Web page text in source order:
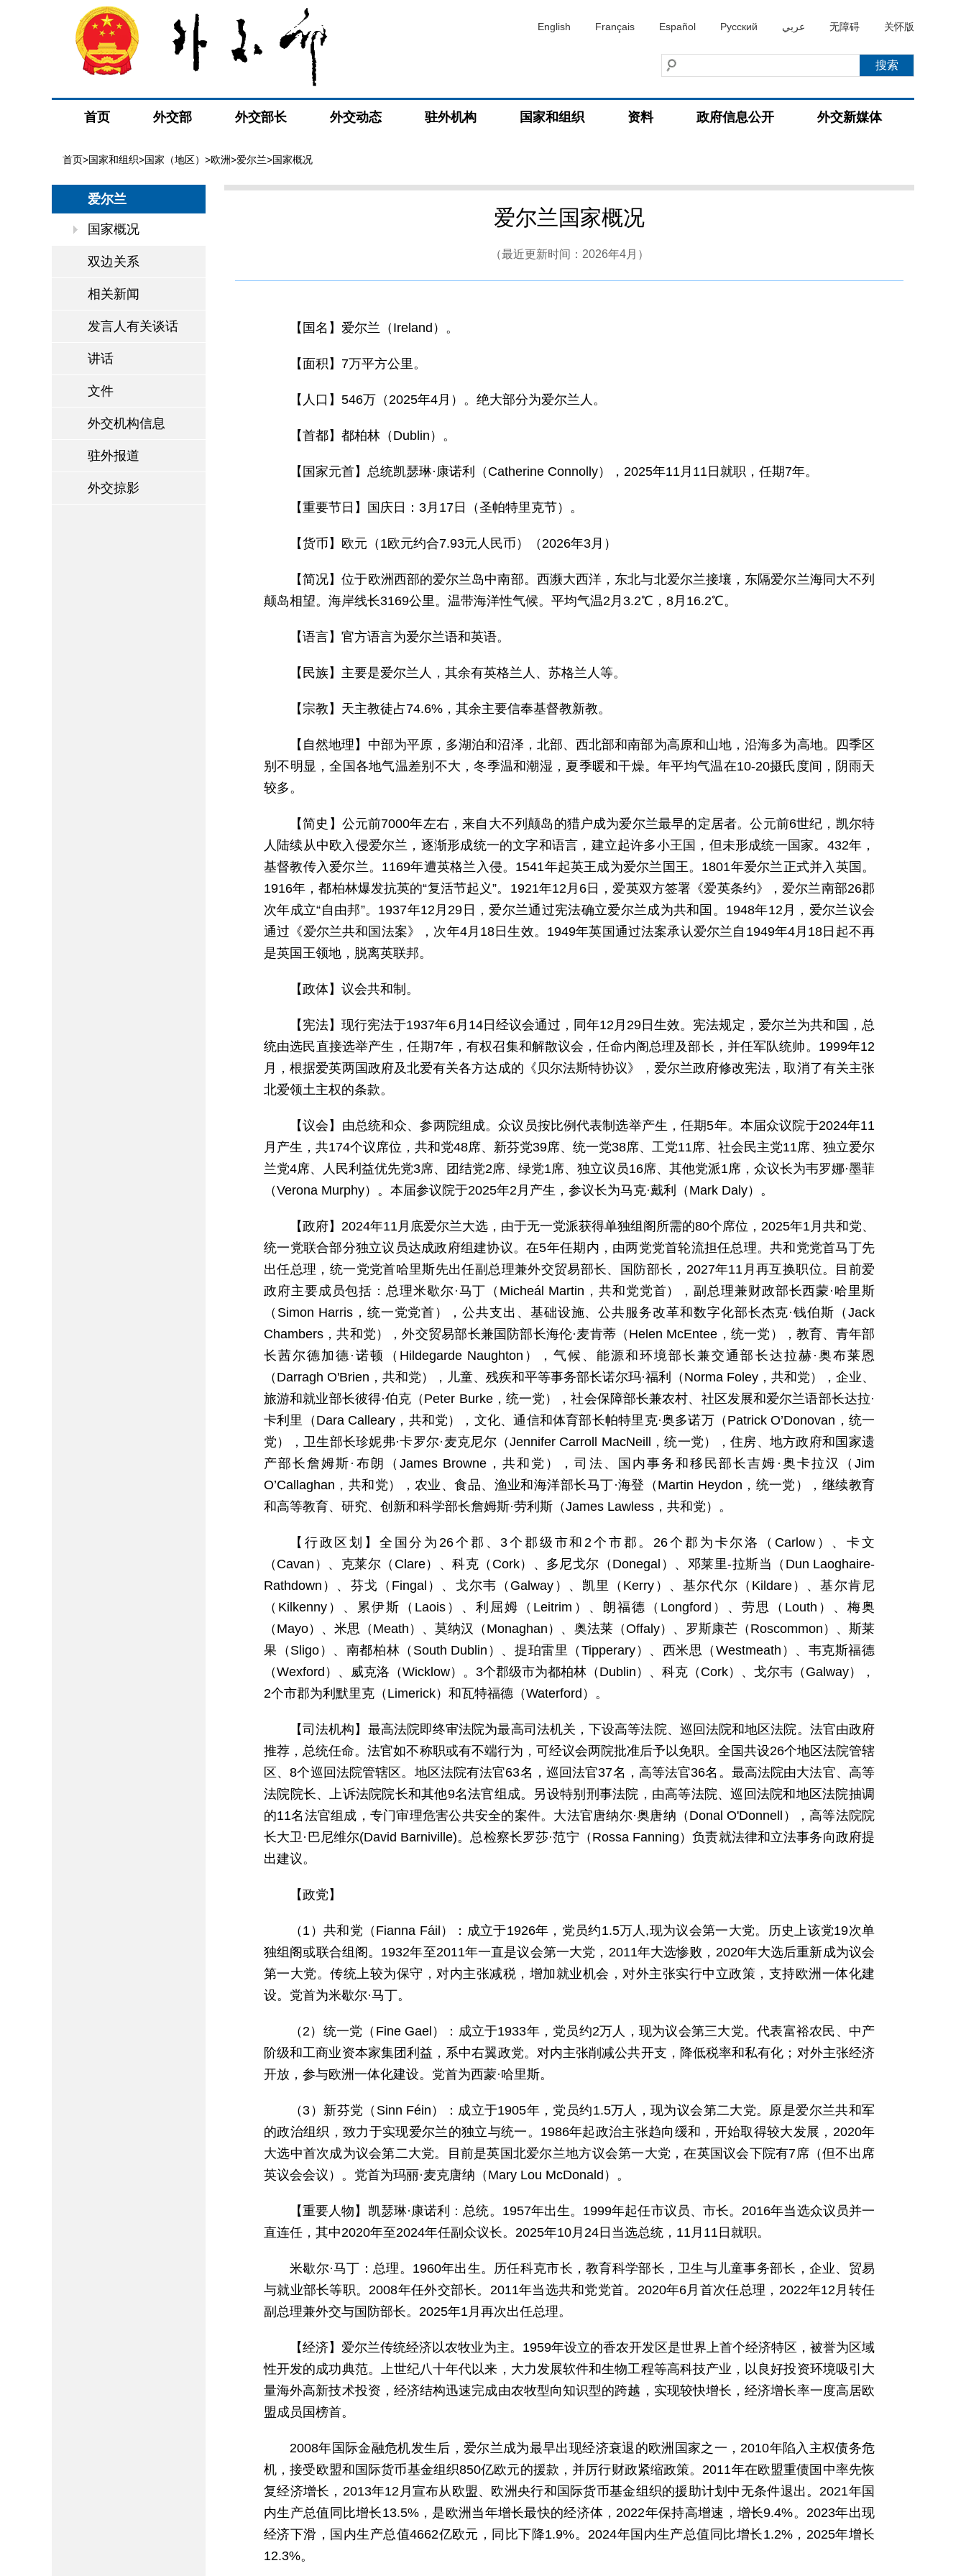
English Français Español Русский عربي 无障碍 关怀版
首页 外交部 外交部长 外交动态 驻外机构 国家和组织 资料 政府信息公开 外交新媒体
首页>国家和组织>国家（地区） >欧洲>爱尔兰>国家概况
爱尔兰
国家概况
双边关系
相关新闻
发言人有关谈话
讲话
文件
外交机构信息
驻外报道
外交掠影
爱尔兰国家概况
（最近更新时间：2026年4月）
【国名】爱尔兰（Ireland）。
【面积】7万平方公里。
【人口】546万（2025年4月）。绝大部分为爱尔兰人。
【首都】都柏林（Dublin）。
【国家元首】总统凯瑟琳·康诺利（Catherine Connolly），2025年11月11日就职，任期7年。
【重要节日】国庆日：3月17日（圣帕特里克节）。
【货币】欧元（1欧元约合7.93元人民币）（2026年3月）
【简况】位于欧洲西部的爱尔兰岛中南部。西濒大西洋，东北与北爱尔兰接壤，东隔爱尔兰海同大不列
颠岛相望。海岸线长3169公里。温带海洋性气候。平均气温2月3.2℃，8月16.2℃。
【语言】官方语言为爱尔兰语和英语。
【民族】主要是爱尔兰人，其余有英格兰人、苏格兰人等。
【宗教】天主教徒占74.6%，其余主要信奉基督教新教。
【自然地理】中部为平原，多湖泊和沼泽，北部、西北部和南部为高原和山地，沿海多为高地。四季区
别不明显，全国各地气温差别不大，冬季温和潮湿，夏季暖和干燥。年平均气温在10-20摄氏度间，阴雨天
较多。
【简史】公元前7000年左右，来自大不列颠岛的猎户成为爱尔兰最早的定居者。公元前6世纪，凯尔特
人陆续从中欧入侵爱尔兰，逐渐形成统一的文字和语言，建立起许多小王国，但未形成统一国家。432年，
基督教传入爱尔兰。1169年遭英格兰入侵。1541年起英王成为爱尔兰国王。1801年爱尔兰正式并入英国。
1916年，都柏林爆发抗英的“复活节起义”。1921年12月6日，爱英双方签署《爱英条约》，爱尔兰南部26郡
次年成立“自由邦”。1937年12月29日，爱尔兰通过宪法确立爱尔兰成为共和国。1948年12月，爱尔兰议会
通过《爱尔兰共和国法案》，次年4月18日生效。1949年英国通过法案承认爱尔兰自1949年4月18日起不再
是英国王领地，脱离英联邦。
【政体】议会共和制。
【宪法】现行宪法于1937年6月14日经议会通过，同年12月29日生效。宪法规定，爱尔兰为共和国，总
统由选民直接选举产生，任期7年，有权召集和解散议会，任命内阁总理及部长，并任军队统帅。1999年12
月，根据爱英两国政府及北爱有关各方达成的《贝尔法斯特协议》，爱尔兰政府修改宪法，取消了有关主张
北爱领土主权的条款。
【议会】由总统和众、参两院组成。众议员按比例代表制选举产生，任期5年。本届众议院于2024年11
月产生，共174个议席位，共和党48席、新芬党39席、统一党38席、工党11席、社会民主党11席、独立爱尔
兰党4席、人民利益优先党3席、团结党2席、绿党1席、独立议员16席、其他党派1席，众议长为韦罗娜·墨菲
（Verona Murphy）。本届参议院于2025年2月产生，参议长为马克·戴利（Mark Daly）。
【政府】2024年11月底爱尔兰大选，由于无一党派获得单独组阁所需的80个席位，2025年1月共和党、
统一党联合部分独立议员达成政府组建协议。在5年任期内，由两党党首轮流担任总理。共和党党首马丁先
出任总理，统一党党首哈里斯先出任副总理兼外交贸易部长、国防部长，2027年11月再互换职位。目前爱
政府主要成员包括：总理米歇尔·马丁（Micheál Martin，共和党党首），副总理兼财政部长西蒙·哈里斯
（Simon Harris，统一党党首），公共支出、基础设施、公共服务改革和数字化部长杰克·钱伯斯（Jack
Chambers，共和党），外交贸易部长兼国防部长海伦·麦肯蒂（Helen McEntee，统一党），教育、青年部
长茜尔德加德·诺顿（Hildegarde Naughton），气候、能源和环境部长兼交通部长达拉赫·奥布莱恩
（Darragh O'Brien，共和党），儿童、残疾和平等事务部长诺尔玛·福利（Norma Foley，共和党），企业、
旅游和就业部长彼得·伯克（Peter Burke，统一党），社会保障部长兼农村、社区发展和爱尔兰语部长达拉·
卡利里（Dara Calleary，共和党），文化、通信和体育部长帕特里克·奥多诺万（Patrick O’Donovan，统一
党），卫生部长珍妮弗·卡罗尔·麦克尼尔（Jennifer Carroll MacNeill，统一党），住房、地方政府和国家遗
产部长詹姆斯·布朗（James Browne，共和党），司法、国内事务和移民部长吉姆·奥卡拉汉（Jim
O’Callaghan，共和党），农业、食品、渔业和海洋部长马丁·海登（Martin Heydon，统一党），继续教育
和高等教育、研究、创新和科学部长詹姆斯·劳利斯（James Lawless，共和党）。
【行政区划】全国分为26个郡、3个郡级市和2个市郡。26个郡为卡尔洛（Carlow）、卡文
（Cavan）、克莱尔（Clare）、科克（Cork）、多尼戈尔（Donegal）、邓莱里-拉斯当（Dun Laoghaire-
Rathdown）、芬戈（Fingal）、戈尔韦（Galway）、凯里（Kerry）、基尔代尔（Kildare）、基尔肯尼
（Kilkenny）、累伊斯（Laois）、利屈姆（Leitrim）、朗福德（Longford）、劳思（Louth）、梅奥
（Mayo）、米思（Meath）、莫纳汉（Monaghan）、奥法莱（Offaly）、罗斯康芒（Roscommon）、斯莱
果（Sligo）、南都柏林（South Dublin）、提珀雷里（Tipperary）、西米思（Westmeath）、韦克斯福德
（Wexford）、威克洛（Wicklow）。3个郡级市为都柏林（Dublin）、科克（Cork）、戈尔韦（Galway），
2个市郡为利默里克（Limerick）和瓦特福德（Waterford）。
【司法机构】最高法院即终审法院为最高司法机关，下设高等法院、巡回法院和地区法院。法官由政府
推荐，总统任命。法官如不称职或有不端行为，可经议会两院批准后予以免职。全国共设26个地区法院管辖
区、8个巡回法院管辖区。地区法院有法官63名，巡回法官37名，高等法官36名。最高法院由大法官、高等
法院院长、上诉法院院长和其他9名法官组成。另设特别刑事法院，由高等法院、巡回法院和地区法院抽调
的11名法官组成，专门审理危害公共安全的案件。大法官唐纳尔·奥唐纳（Donal O'Donnell），高等法院院
长大卫·巴尼维尔(David Barniville)。总检察长罗莎·范宁（Rossa Fanning）负责就法律和立法事务向政府提
出建议。
【政党】
（1）共和党（Fianna Fáil）：成立于1926年，党员约1.5万人,现为议会第一大党。历史上该党19次单
独组阁或联合组阁。1932年至2011年一直是议会第一大党，2011年大选惨败，2020年大选后重新成为议会
第一大党。传统上较为保守，对内主张减税，增加就业机会，对外主张实行中立政策，支持欧洲一体化建
设。党首为米歇尔·马丁。
（2）统一党（Fine Gael）：成立于1933年，党员约2万人，现为议会第三大党。代表富裕农民、中产
阶级和工商业资本家集团利益，系中右翼政党。对内主张削减公共开支，降低税率和私有化；对外主张经济
开放，参与欧洲一体化建设。党首为西蒙·哈里斯。
（3）新芬党（Sinn Féin）：成立于1905年，党员约1.5万人，现为议会第二大党。原是爱尔兰共和军
的政治组织，致力于实现爱尔兰的独立与统一。1986年起政治主张趋向缓和，开始取得较大发展，2020年
大选中首次成为议会第二大党。目前是英国北爱尔兰地方议会第一大党，在英国议会下院有7席（但不出席
英议会会议）。党首为玛丽·麦克唐纳（Mary Lou McDonald）。
【重要人物】凯瑟琳·康诺利：总统。1957年出生。1999年起任市议员、市长。2016年当选众议员并一
直连任，其中2020年至2024年任副众议长。2025年10月24日当选总统，11月11日就职。
米歇尔·马丁：总理。1960年出生。历任科克市长，教育科学部长，卫生与儿童事务部长，企业、贸易
与就业部长等职。2008年任外交部长。2011年当选共和党党首。2020年6月首次任总理，2022年12月转任
副总理兼外交与国防部长。2025年1月再次出任总理。
【经济】爱尔兰传统经济以农牧业为主。1959年设立的香农开发区是世界上首个经济特区，被誉为区域
性开发的成功典范。上世纪八十年代以来，大力发展软件和生物工程等高科技产业，以良好投资环境吸引大
量海外高新技术投资，经济结构迅速完成由农牧型向知识型的跨越，实现较快增长，经济增长率一度高居欧
盟成员国榜首。
2008年国际金融危机发生后，爱尔兰成为最早出现经济衰退的欧洲国家之一，2010年陷入主权债务危
机，接受欧盟和国际货币基金组织850亿欧元的援款，并厉行财政紧缩政策。2011年在欧盟重债国中率先恢
复经济增长，2013年12月宣布从欧盟、欧洲央行和国际货币基金组织的援助计划中无条件退出。2021年国
内生产总值同比增长13.5%，是欧洲当年增长最快的经济体，2022年保持高增速，增长9.4%。2023年出现
经济下滑，国内生产总值4662亿欧元，同比下降1.9%。2024年国内生产总值同比增长1.2%，2025年增长
12.3%。